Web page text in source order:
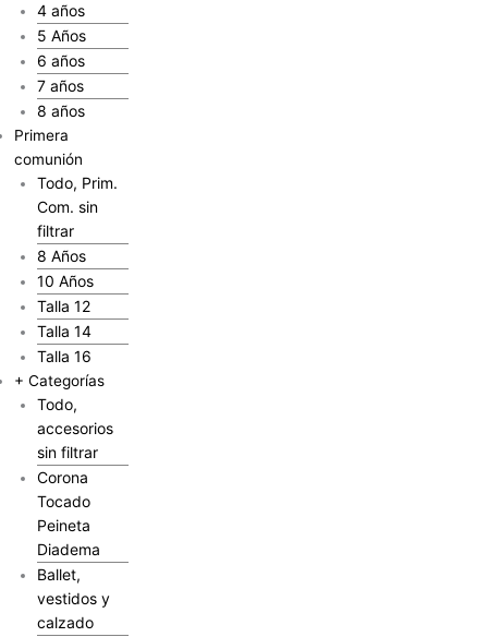
4 años
5 Años
6 años
7 años
8 años
Primera
comunión
Todo, Prim.
Com. sin
filtrar
8 Años
10 Años
Talla 12
Talla 14
Talla 16
+ Categorías
Todo,
accesorios
sin filtrar
Corona
Tocado
Peineta
Diadema
Ballet,
vestidos y
calzado